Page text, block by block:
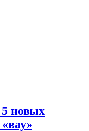
новых